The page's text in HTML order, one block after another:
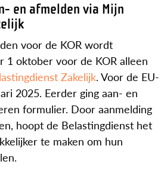
en afmelden via Mijn
voor de KOR wordt
1 oktober voor de KOR alleen
Zakelijk. Voor de EU-
2025. Eerder ging aan- en
formulier. Door aanmelding
hoopt de Belastingdienst het
te maken om hun